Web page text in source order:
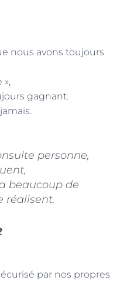
nous avons toujours
»,
gagnant.
personne,
beaucoup de
réalisent.
par nos propres